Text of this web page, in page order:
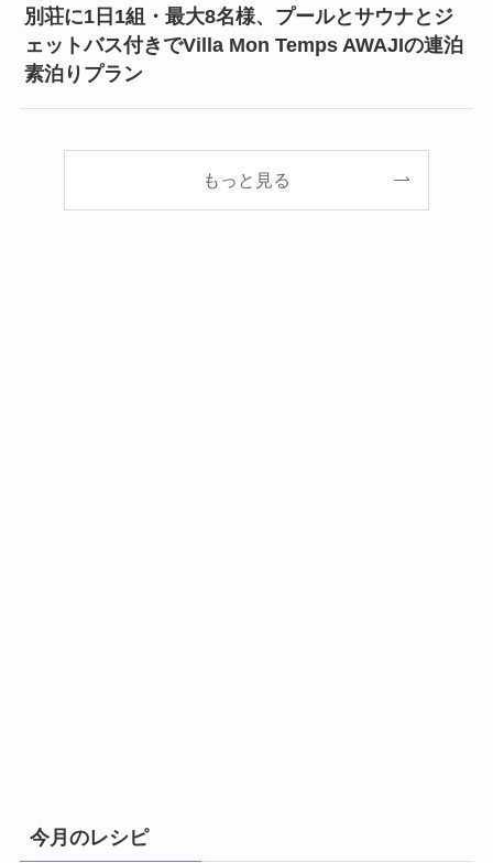
別荘に1日1組・最大8名様、プールとサウナとジ
ェットバス付きでVilla Mon Temps AWAJIの連泊
素泊りプラン
もっと見る
今月のレシピ